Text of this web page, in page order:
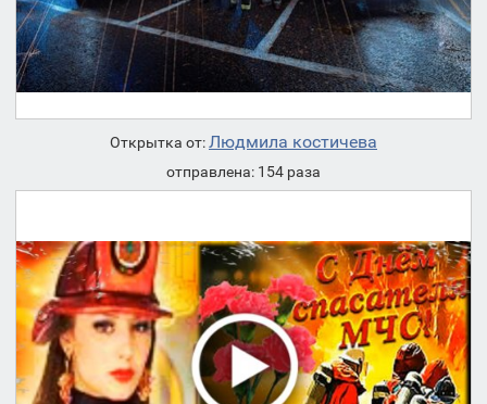
Открытка от:Людмила костичева
отправлена: 154 раза